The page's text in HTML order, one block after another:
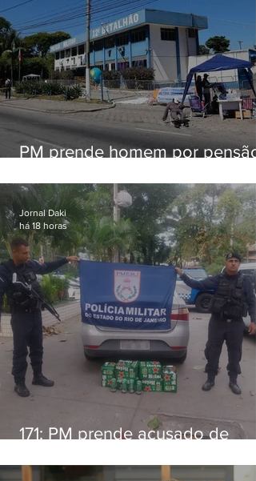
PM prende homem por pensão
171: PM prende acusado de
Niterói
Jornal Daki
há 18 horas